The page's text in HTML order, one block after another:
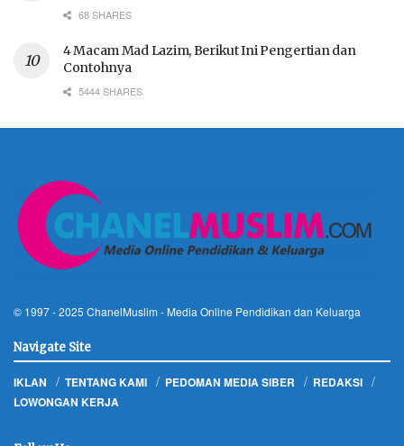
68 SHARES
4 Macam Mad Lazim, Berikut Ini Pengertian dan
Contohnya
5444 SHARES
© 1997 - 2025 ChanelMuslim - Media Online Pendidikan dan Keluarga
Navigate Site
IKLAN TENTANG KAMI PEDOMAN MEDIA SIBER
REDAKSI
LOWONGAN KERJA